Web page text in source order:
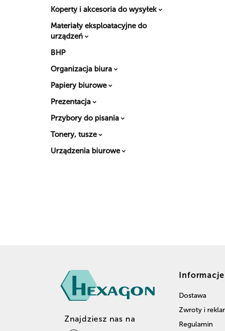
Koperty i akcesoria do wysyłek
Materiały eksploatacyjne do
urządzeń
BHP
Organizacja biura
Papiery biurowe
Prezentacja
Przybory do pisania
Tonery, tusze
Urządzenia biurowe
Znajdziesz nas na
Informacje
Dostawa
Zwroty i
Regulamin